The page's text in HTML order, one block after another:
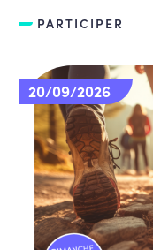
PARTICIPER
20/09/2026